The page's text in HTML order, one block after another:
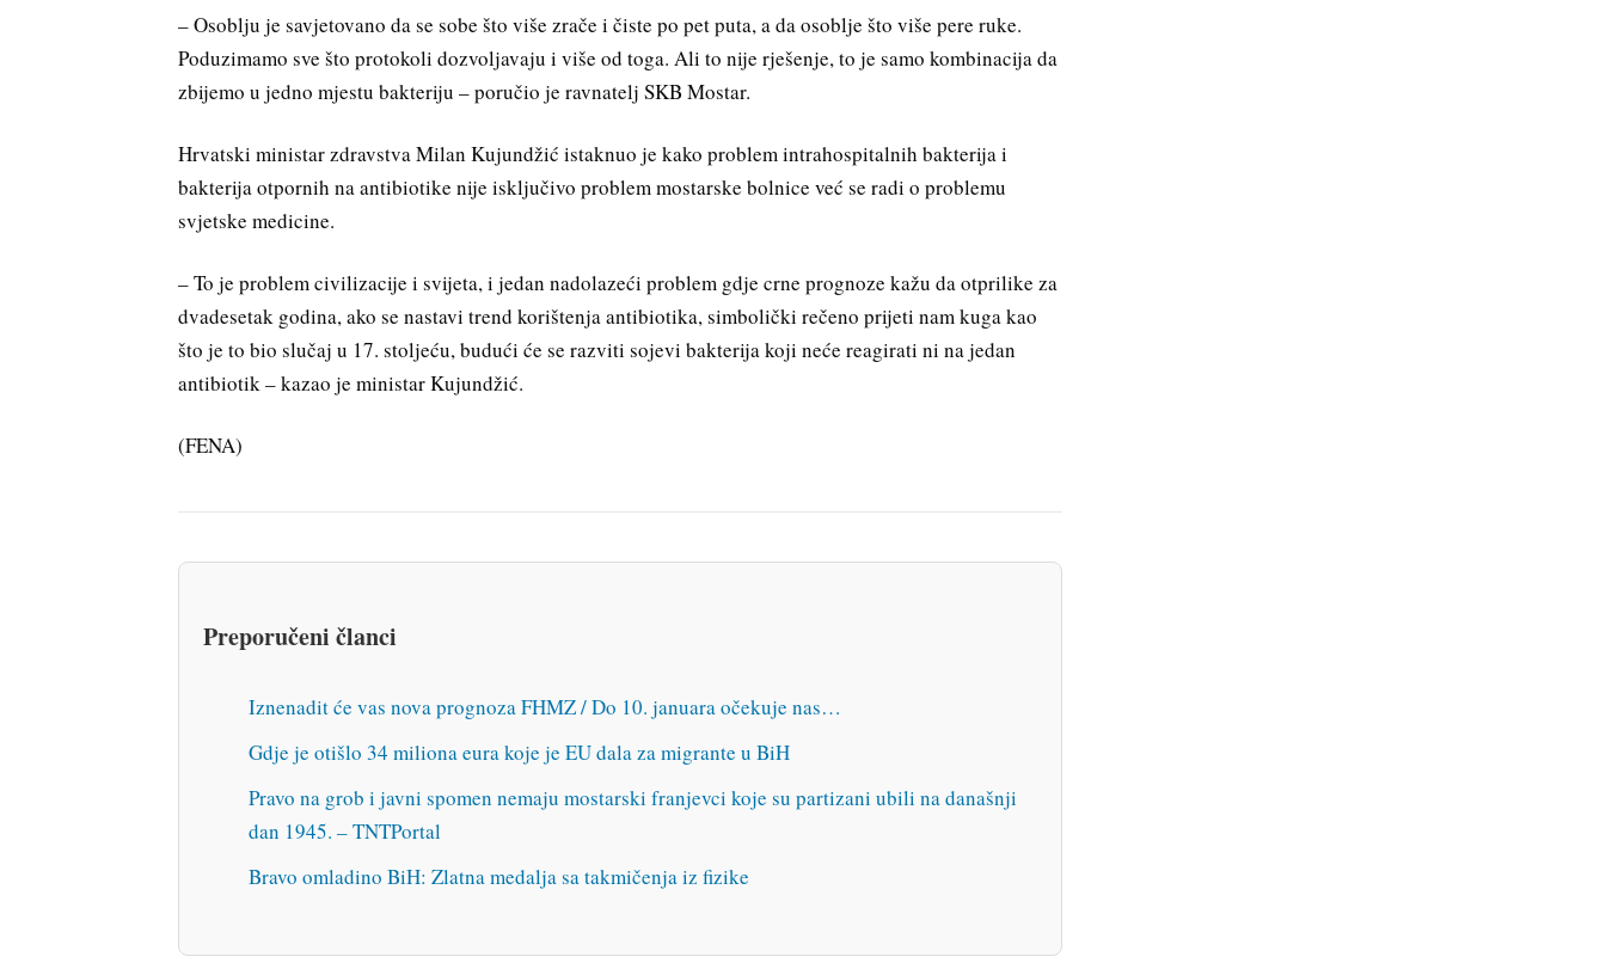
– Osoblju je savjetovano da se sobe što više zrače i čiste po pet puta, a da osoblje što više pere ruke.
Poduzimamo sve što protokoli dozvoljavaju i više od toga. Ali to nije rješenje, to je samo kombinacija da
zbijemo u jedno mjestu bakteriju – poručio je ravnatelj SKB Mostar.
Hrvatski ministar zdravstva Milan Kujundžić istaknuo je kako problem intrahospitalnih bakterija i
bakterija otpornih na antibiotike nije isključivo problem mostarske bolnice već se radi o problemu
svjetske medicine.
– To je problem civilizacije i svijeta, i jedan nadolazeći problem gdje crne prognoze kažu da otprilike za
dvadesetak godina, ako se nastavi trend korištenja antibiotika, simbolički rečeno prijeti nam kuga kao
što je to bio slučaj u 17. stoljeću, budući će se razviti sojevi bakterija koji neće reagirati ni na jedan
antibiotik – kazao je ministar Kujundžić.
(FENA)
Preporučeni članci
Iznenadit će vas nova prognoza FHMZ / Do 10. januara očekuje nas…
Gdje je otišlo 34 miliona eura koje je EU dala za migrante u BiH
Pravo na grob i javni spomen nemaju mostarski franjevci koje su partizani ubili na današnji
dan 1945. – TNTPortal
Bravo omladino BiH: Zlatna medalja sa takmičenja iz fizike